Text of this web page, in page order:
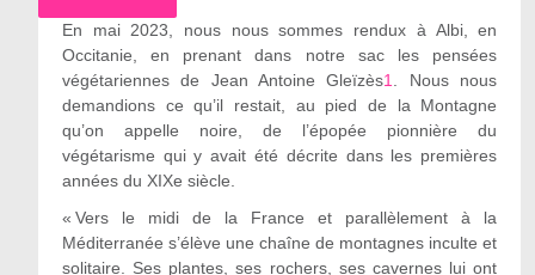
En mai 2023, nous nous sommes rendux à Albi, en
Occitanie, en prenant dans notre sac les pensées
végétariennes de Jean Antoine Gleïzès1
. Nous nous
demandions ce qu’il restait, au pied de la Montagne
qu’on appelle noire, de l’épopée pionnière du
végétarisme qui y avait été décrite dans les premières
années du XIXe siècle.
« Vers le midi de la France et parallèlement à la
Méditerranée s’élève une chaîne de montagnes inculte et
solitaire. Ses plantes, ses rochers, ses cavernes lui ont